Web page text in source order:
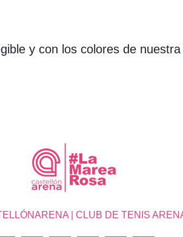
y con los colores de
| CLUB DE TENIS